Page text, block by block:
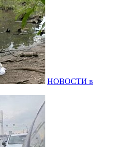
НОВОСТИ в